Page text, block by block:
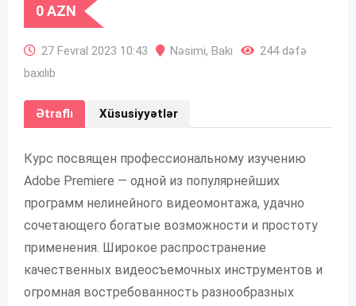
0AZN
27 Fevral 2023 10:43 Nəsimi, Bakı
244 dəfə
baxılıb
Ətraflı Xüsusiyyətlər
Курс посвящен профессиональному изучению
Adobe Premiere — одной из популярнейших
программ нелинейного видеомонтажа, удачно
сочетающего богатые возможности и простоту
применения. Широкое распространение
качественных видеосъемочных инструментов и
огромная востребованность разнообразных